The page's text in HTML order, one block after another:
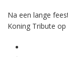
Na een lange
Koning Tribute op